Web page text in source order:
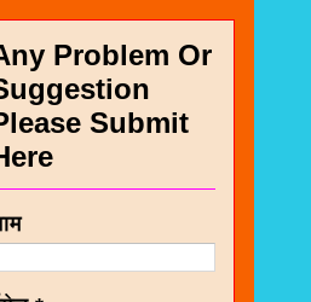
Problem Or
Submit